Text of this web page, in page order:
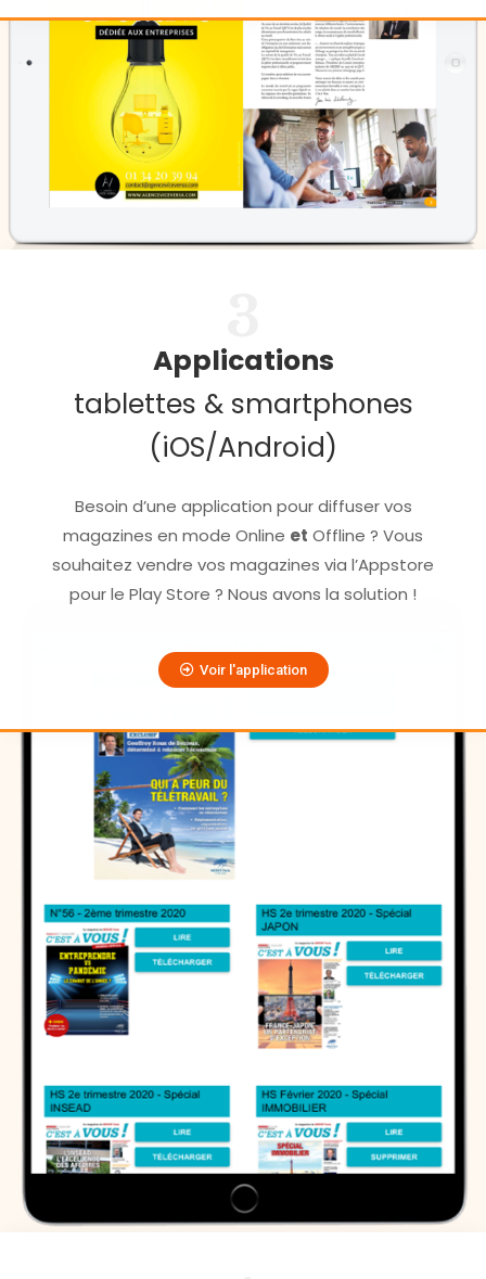
Applications
tablettes & smartphones
(iOS/Android)
Besoin d’une application pour diffuser vos
magazines en mode Online et Offline ? Vous
souhaitez vendre vos magazines via l’Appstore
pour le Play Store ? Nous avons la solution !
Voir l'application